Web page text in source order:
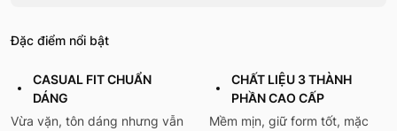
Đặc điểm nổi bật
CASUAL FIT CHUẨN
DÁNG
Vừa vặn, tôn dáng nhưng vẫn
CHẤT LIỆU 3 THÀNH
PHẦN CAO CẤP
Mềm mịn, giữ form tốt, mặc